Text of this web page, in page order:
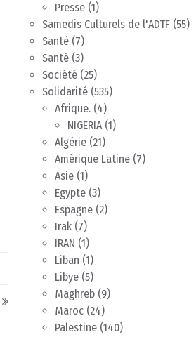
Presse (1)
Samedis Culturels de l'ADTF (55)
Santé (7)
Santé (3)
Société (25)
Solidarité (535)
Afrique. (4)
NIGERIA(1)
Algérie (21)
Amérique Latine (7)
Asie (1)
Egypte (3)
Espagne (2)
Irak (7)
IRAN (1)
Liban (1)
Libye (5)
Maghreb (9)
Maroc (24)
Palestine (140)